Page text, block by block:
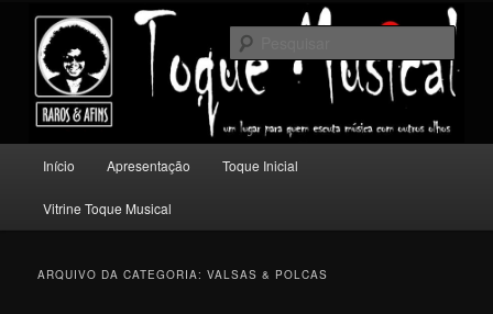
conteúdo
principal
conteúdo
secundário
Toque Musical
Um lugar para quem escuta música com outros olhos.
principal
Início Apresentação Toque Inicial
Vitrine Toque Musical
ARQUIVO DA CATEGORIA:VALSAS & POLCAS